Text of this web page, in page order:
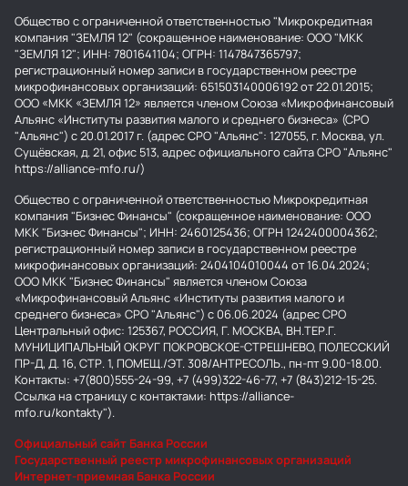
Общество с ограниченной ответственностью "Микрокредитная
компания "ЗЕМЛЯ 12" (сокращенное наименование: ООО "МКК
"ЗЕМЛЯ 12"; ИНН: 7801641104; ОГРН: 1147847365797;
регистрационный номер записи в государственном реестре
микрофинансовых организаций: 651503140006192 от 22.01.2015;
ООО «МКК «ЗЕМЛЯ 12» является членом Союза «Микрофинансовый
Альянс «Институты развития малого и среднего бизнеса» (СРО
"Альянс") с 20.01.2017 г. (адрес СРО "Альянс": 127055, г. Москва, ул.
Сущёвская, д. 21, офис 513, адрес официального сайта СРО "Альянс"
https://alliance-mfo.ru/)
Общество с ограниченной ответственностью Микрокредитная
компания "Бизнес Финансы" (сокращенное наименование: ООО
МКК "Бизнес Финансы"; ИНН: 2460125436; ОГРН 1242400004362;
регистрационный номер записи в государственном реестре
микрофинансовых организаций: 2404104010044 от 16.04.2024;
ООО МКК "Бизнес Финансы" является членом Союза
«Микрофинансовый Альянс «Институты развития малого и
среднего бизнеса» СРО "Альянс") с 06.06.2024 (адрес СРО
Центральный офис: 125367, РОССИЯ, Г. МОСКВА, ВН.ТЕР.Г.
МУНИЦИПАЛЬНЫЙ ОКРУГ ПОКРОВСКОЕ-СТРЕШНЕВО, ПОЛЕССКИЙ
ПР-Д, Д. 16, СТР. 1, ПОМЕЩ./ЭТ. 308/АНТРЕСОЛЬ., пн-пт 9.00-18.00.
Контакты: +7(800)555-24-99, +7 (499)322-46-77, +7 (843)212-15-25.
Ссылка на страницу с контактами: https://alliance-
mfo.ru/kontakty").
Официальный сайт Банка России
Государственный реестр микрофинансовых организаций
Интернет-приемная Банка России